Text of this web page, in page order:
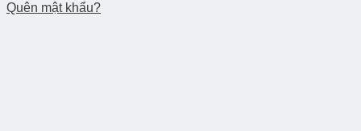
Quên mật khẩu?